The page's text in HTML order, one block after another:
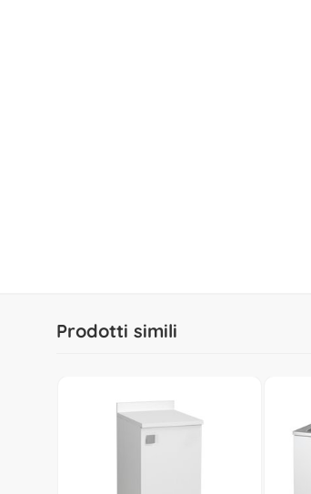
Prodotti simili